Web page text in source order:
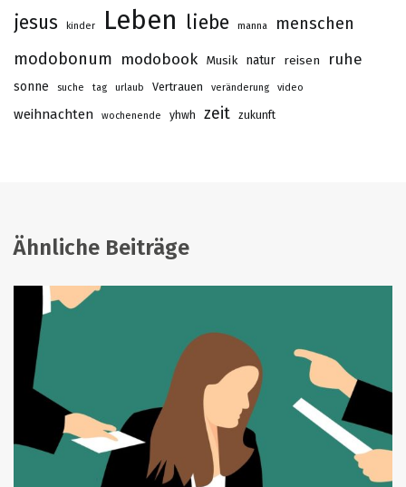
jesus kinder Leben liebe manna
menschen
modobonum modobook Musik natur reisen ruhe
sonne suche tag urlaub Vertrauen veränderung video
weihnachten wochenende yhwh zeit zukunft
Ähnliche Beiträge